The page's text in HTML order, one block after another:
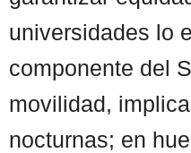
universidades lo
componente del
movilidad,
nocturnas; en